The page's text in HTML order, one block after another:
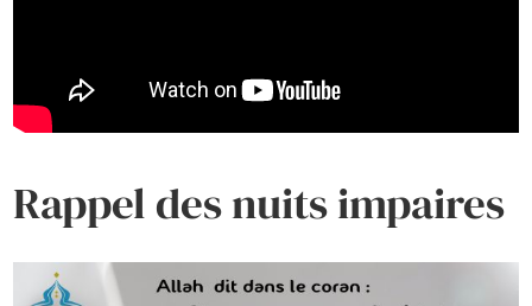
Rappel des nuits impaires